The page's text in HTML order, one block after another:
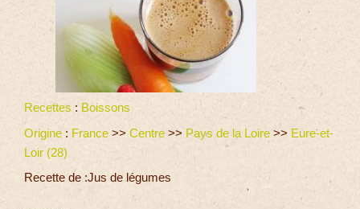
Recettes : Boissons
Origine : France >> Centre >> Pays de la Loire >> Eure-et-
Loir (28)
Recette de :Jus de légumes